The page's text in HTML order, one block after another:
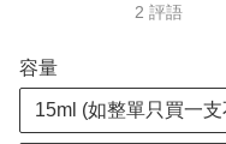
2 評語
容量
15ml (如整單只買一支